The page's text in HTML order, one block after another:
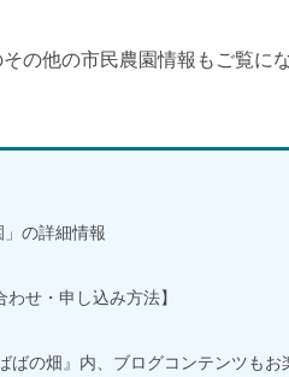
の他の市民農園情報もご覧に
の詳細情報
せ・申し込み方法】
ばの畑』内、ブログコンテンツもお